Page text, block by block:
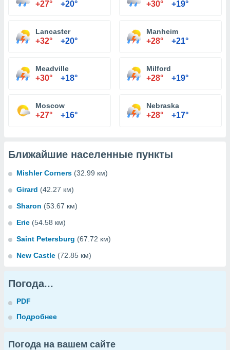
+27° +20° +30° +19°
Lancaster
+32° +20°
Manheim
+28° +21°
Meadville
+30° +18°
Milford
+28° +19°
Moscow
+27° +16°
Nebraska
+28° +17°
Ближайшие населенные пункты
Mishler Corners (32.99 км)
Girard (42.27 км)
Sharon (53.67 км)
Erie (54.58 км)
Saint Petersburg (67.72 км)
New Castle (72.85 км)
Погода...
PDF
Подробнее
Погода на вашем сайте